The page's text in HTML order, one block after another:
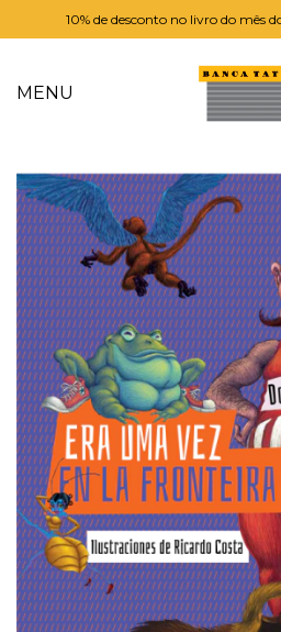
10% de desconto no livro do mês
MENU